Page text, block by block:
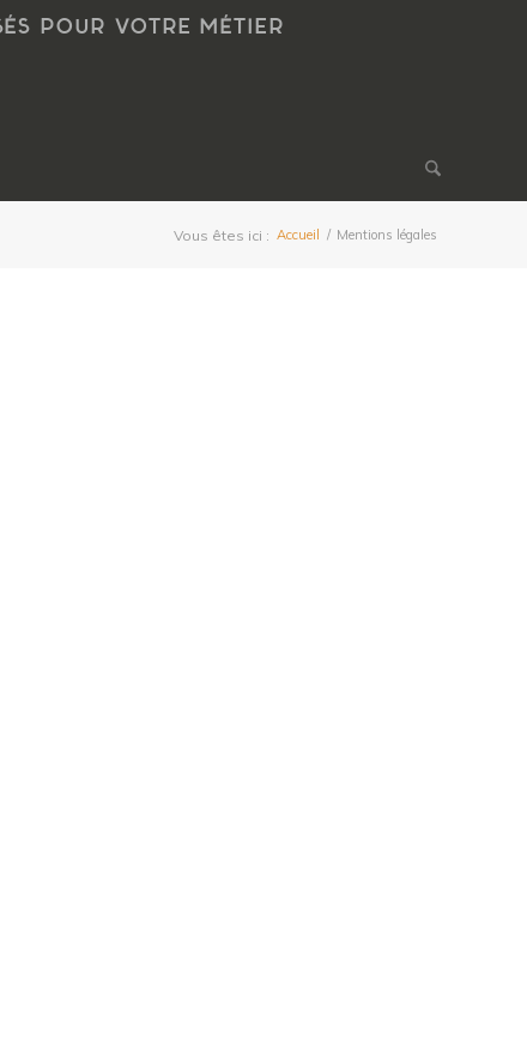
POUR VOTRE MÉTIER
Vous êtes ici : Accueil / Mentions légales